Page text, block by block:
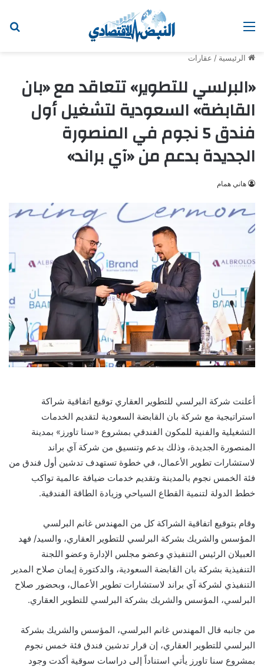
القائمة
الرئيسية / عقارات
«البرلسي للتطوير» تتعاقد مع «بان
القابضة» السعودية لتشغيل أول
فندق 5 نجوم في المنصورة
الجديدة بدعم من «آي براند»
هاني همام
أعلنت شركة البرلسي للتطوير العقاري توقيع اتفاقية شراكة
استراتيجية مع شركة بان القابضة السعودية لتقديم الخدمات
التشغيلية والفنية للمكون الفندقي بمشروع «سنا تاورز» بمدينة
المنصورة الجديدة، وذلك بدعم وتنسيق من شركة آي براند
لاستشارات تطوير الأعمال، في خطوة تستهدف تدشين أول فندق من
فئة الخمس نجوم بالمدينة وتقديم خدمات ضيافة عالمية تواكب
خطط الدولة لتنمية القطاع السياحي وزيادة الطاقة الفندقية.
وقام بتوقيع اتفاقية الشراكة كل من المهندس غانم البرلسي
المؤسس والشريك بشركة البرلسي للتطوير العقاري، والسيد/ فهد
العبيلان الرئيس التنفيذي وعضو مجلس الإدارة وعضو اللجنة
التنفيذية بشركة بان القابضة السعودية، والدكتورة إيمان صلاح المدير
التنفيذي لشركة آي براند لاستشارات تطوير الأعمال، وبحضور صلاح
البرلسي، المؤسس والشريك بشركة البرلسي للتطوير العقاري.
من جانبه قال المهندس غانم البرلسي، المؤسس والشريك بشركة
البرلسي للتطوير العقاري، إن قرار تدشين فندق فئة خمس نجوم
بمشروع سنا تاورز يأتي استناداً إلى دراسات سوقية أكدت وجود